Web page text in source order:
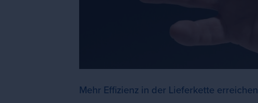
Mehr Effizienz in der Lieferkette erreichen